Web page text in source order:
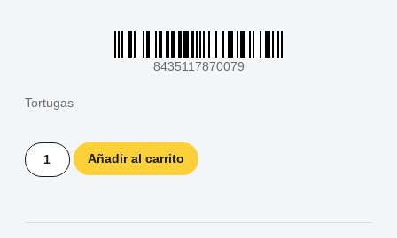
8435117870079
Tortugas
Añadir al carrito